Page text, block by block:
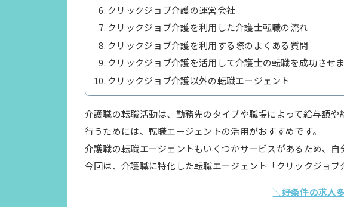
クリックジョブ介護の運営会社
クリックジョブ介護を利用した介護士転職の流れ
クリックジョブ介護を利用する際のよくある質問
クリックジョブ介護を活用して介護士の転職を成功させ
クリックジョブ介護以外の転職エージェント
介護職の転職活動は、勤務先のタイプや職場によって給与額
行うためには、転職エージェントの活用がおすすめです。
介護職の転職エージェントもいくつかサービスがあるため、
今回は、介護職に特化した転職エージェント「クリックジョ
＼好条件の求人